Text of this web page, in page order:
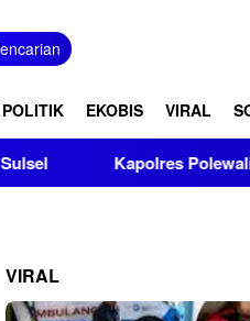
POLITIK EKOBIS VIRAL
Polewali Mandar Turut
VIRAL